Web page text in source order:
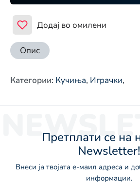
Додај во омилени
Опис
Категории: Кучиња, Играчки,
Претплати се на
Newsletter!
Внеси ја твојата е-маил адреса и
информации.